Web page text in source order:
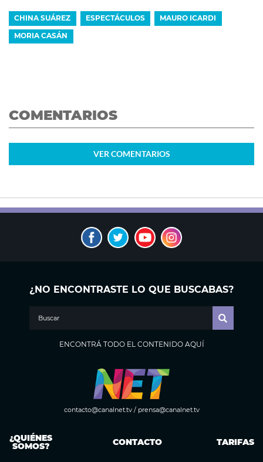
CHINA SUÁREZ ESPECTÁCULOS MAURO ICARDI
MORIA CASÁN
COMENTARIOS
VER COMENTARIOS
¿NO ENCONTRASTE LO QUE BUSCABAS?
ENCONTRÁ TODO EL CONTENIDO AQUÍ
contacto@canalnet.tv/ prensa@canalnet.tv
¿QUIÉNES
SOMOS? CONTACTO TARIFAS